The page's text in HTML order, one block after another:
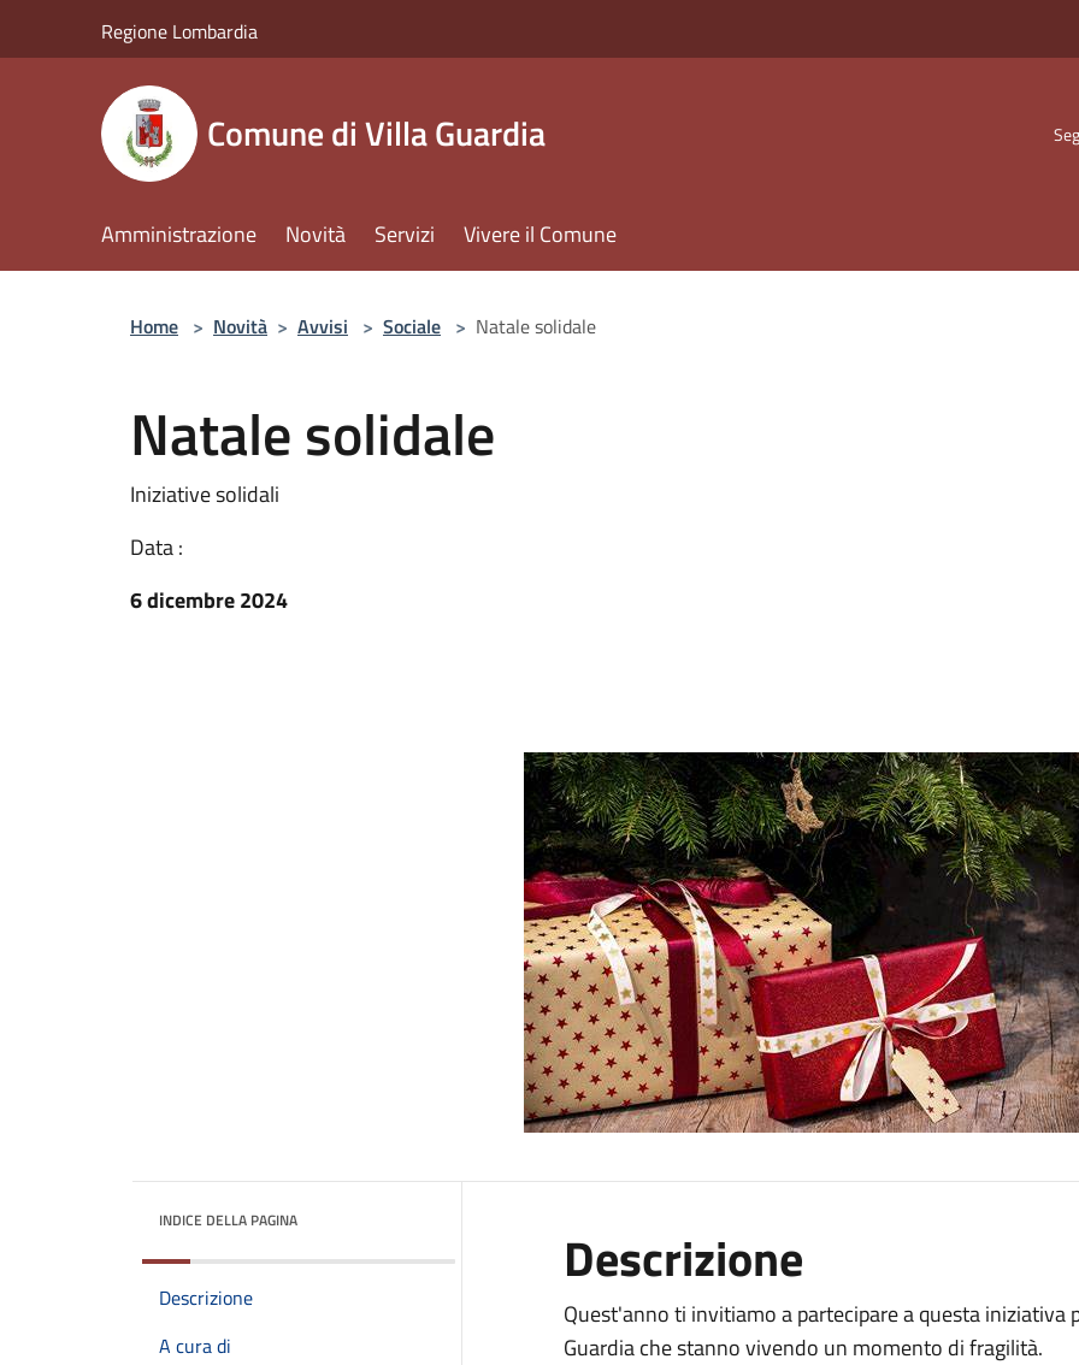
Regione Lombardia
Comune di Villa Guardia
Amministrazione Novità Servizi Vivere il Comune
Home > Novità > Avvisi > Sociale > Natale solidale
Natale solidale
Iniziative solidali
Data :
6 dicembre 2024
INDICE DELLA PAGINA
Descrizione
A cura di
Descrizione
Quest'anno ti invitiamo a partecipare a questa iniziativa
Guardia che stanno vivendo un momento di fragilità.